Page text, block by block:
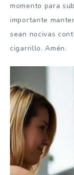
momento para
importante
sean nocivas
cigarrillo. Amén.